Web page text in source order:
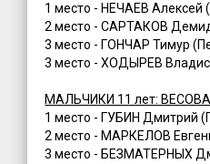
1 место - НЕЧАЕВ Алексей
2 место - САРТАКОВ
3 место - ГОНЧАР Тимур
3 место - ХОДЫРЕВ
МАЛЬЧИКИ 11 лет:
1 место - ГУБИН Дмитрий
2 место - МАРКЕЛОВ
3 место - БЕЗМАТЕРНЫХ